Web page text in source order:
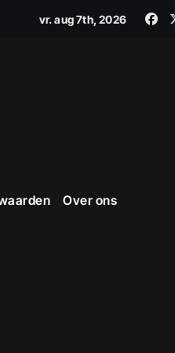
vr. aug 7th, 2026
Over ons